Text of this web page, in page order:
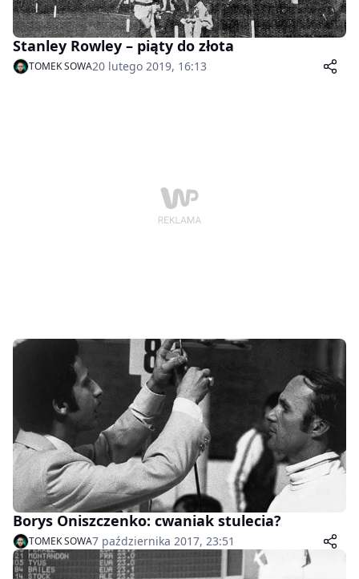
Stanley Rowley – piąty do złota
TOMEK SOWA20 lutego 2019, 16:13
Borys Oniszczenko: cwaniak stulecia?
TOMEK SOWA7 października 2017, 23:51